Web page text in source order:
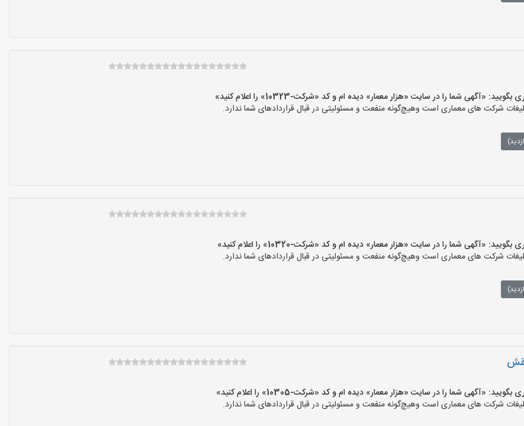
«آگهی شما را در سایت «هزار معمار» دیده ام و کد «شرکت-10323» را اعلام کنید»
شرکت های معماری است وهیچ‌گونه منفعت و مسئولیتی در قبال قراردادهای شما ندارد.
«آگهی شما را در سایت «هزار معمار» دیده ام و کد «شرکت-10320» را اعلام کنید»
شرکت های معماری است وهیچ‌گونه منفعت و مسئولیتی در قبال قراردادهای شما ندارد.
«آگهی شما را در سایت «هزار معمار» دیده ام و کد «شرکت-10305» را اعلام کنید»
شرکت های معماری است وهیچ‌گونه منفعت و مسئولیتی در قبال قراردادهای شما ندارد.